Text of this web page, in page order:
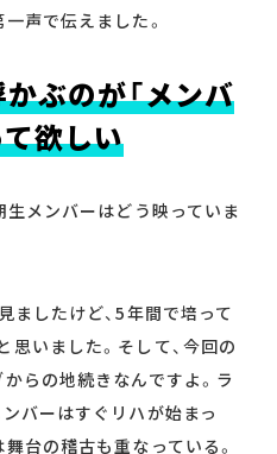
声で伝えました。
ぶのが「メンバ
欲しい
生メンバーはどう映っていま
ましたけど、5年間で培って
いました。そして、今回の
らの地続きなんですよ。ラ
バーはすぐリハが始まっ
台の稽古も重なっている。